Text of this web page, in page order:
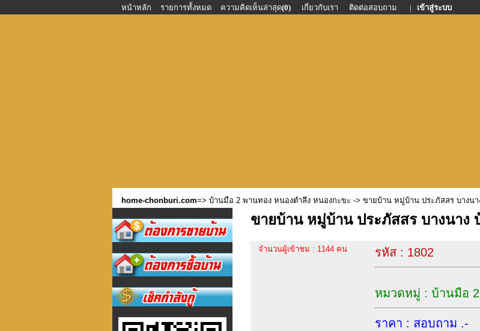
หน้าหลัก รายการทั้งหมด ความคิดเห็นล่าสุด(0) เกี่ยวกับเรา ติดต่อสอบถาม | เข้าสู่ระบบ
home-chonburi.com=> บ้านมือ 2 พานทอง หนองตำลึง หนองกะขะ -> ขายบ้าน หมู่บ้าน ประภัสสร บางนา
ขายบ้าน หมู่บ้าน ประภัสสร บางนาง
จำนวนผู้เข้าชม : 1144 คน รหัส : 1802
หมวดหมู่ : บ้านมือ
ราคา : สอบถาม .-